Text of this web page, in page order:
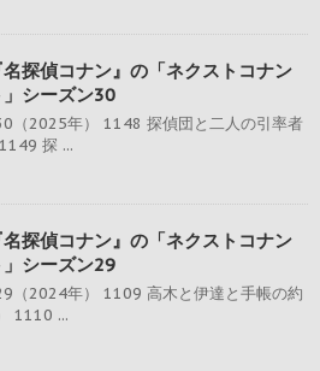
探偵コナン』の「ネクストコナン
シーズン30
（2025年） 1148 探偵団と二人の引率者
探 ...
探偵コナン』の「ネクストコナン
シーズン29
（2024年） 1109 高木と伊達と手帳の約
1110 ...